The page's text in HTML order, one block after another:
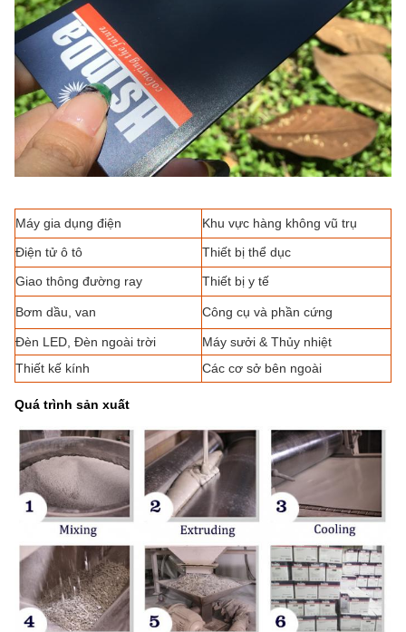
Máy gia dụng điện
Khu vực hàng không vũ trụ
Điện tử ô tô
Thiết bị thể dục
Giao thông đường ray
Thiết bị y tế
Bơm dầu, van Công cụ và phần cứng
Đèn LED, Đèn ngoài trời
Máy sưởi & Thủy nhiệt
Thiết kế kính
Các cơ sở bên ngoài
Quá trình sản xuất